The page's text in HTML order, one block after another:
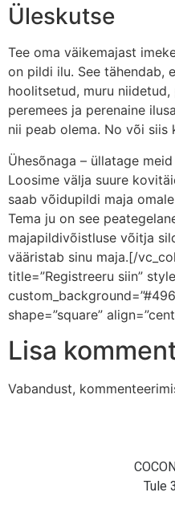
Üleskutse
Tee oma väikemajast
on pildi ilu. See tähendab,
hoolitsetud, muru
peremees ja perenaine
nii peab olema. No või siis
Ühesõnaga – üllatage
Loosime välja suure
saab võidupildi maja
Tema ju on see
majapildivõistluse võitja
vääristab sinu maja.[/
title=”Registreeru siin”
shape=”square”
Lisa
Vabandust,
Tule